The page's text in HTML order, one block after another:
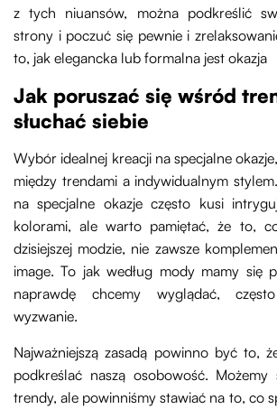
z tych niuansów, można podkreślić
strony i poczuć się pewnie i
to, jak elegancka lub formalna jest okazja
Jak poruszać się wśród
słuchać siebie
Wybór idealnej kreacji na specjalne
między trendami a indywidualnym
na specjalne okazje często kusi
kolorami, ale warto pamiętać, że to,
dzisiejszej modzie, nie zawsze
image. To jak według mody mamy się
naprawdę chcemy wyglądać,
wyzwanie.
Najważniejszą zasadą powinno być to,
podkreślać naszą osobowość. Możemy
trendy, ale powinniśmy stawiać na to, co